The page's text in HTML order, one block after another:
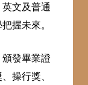
文及普通
握未來。
發畢業證
操行獎、